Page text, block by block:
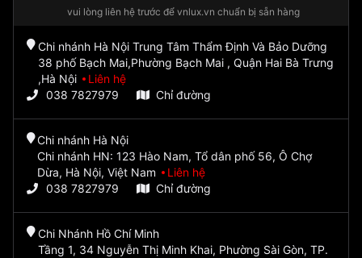
vui lòng liên hệ trước để vnlux.vn chuẩn bị sẵn hàng
Chi nhánh Hà Nội Trung Tâm Thẩm Định Và Bảo Dưỡng
38 phố Bạch Mai,Phường Bạch Mai , Quận Hai Bà Trưng
,Hà Nội
Liên hệ
038 7827979
Chỉ đường
Chi nhánh Hà Nội
Chi nhánh HN: 123 Hào Nam, Tổ dân phố 56, Ô Chợ
Dừa, Hà Nội, Việt Nam
Liên hệ
038 7827979
Chỉ đường
Chi Nhánh Hồ Chí Minh
Tầng 1, 34 Nguyễn Thị Minh Khai, Phường Sài Gòn, TP.